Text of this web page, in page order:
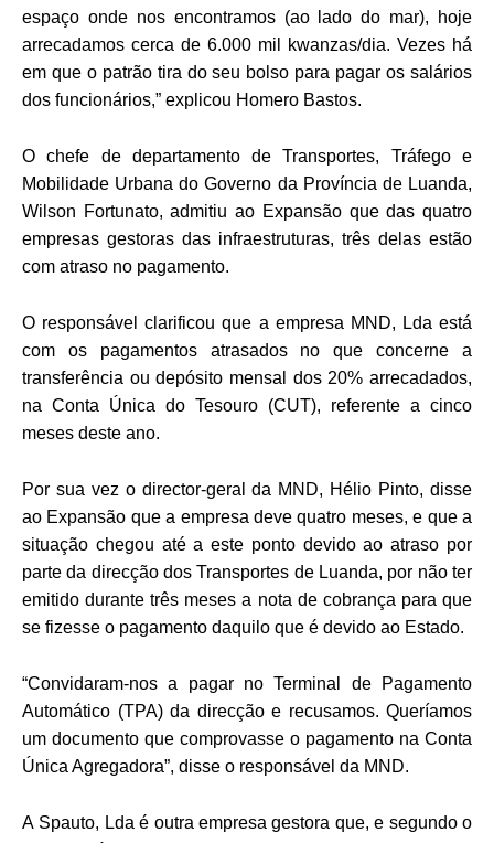
espaço onde nos encontramos (ao lado do mar), hoje
arrecadamos cerca de 6.000 mil kwanzas/dia. Vezes há
em que o patrão tira do seu bolso para pagar os salários
dos funcionários,” explicou Homero Bastos.
O chefe de departamento de Transportes, Tráfego e
Mobilidade Urbana do Governo da Província de Luanda,
Wilson Fortunato, admitiu ao Expansão que das quatro
empresas gestoras das infraestruturas, três delas estão
com atraso no pagamento.
O responsável clarificou que a empresa MND, Lda está
com os pagamentos atrasados no que concerne a
transferência ou depósito mensal dos 20% arrecadados,
na Conta Única do Tesouro (CUT), referente a cinco
meses deste ano.
Por sua vez o director-geral da MND, Hélio Pinto, disse
ao Expansão que a empresa deve quatro meses, e que a
situação chegou até a este ponto devido ao atraso por
parte da direcção dos Transportes de Luanda, por não ter
emitido durante três meses a nota de cobrança para que
se fizesse o pagamento daquilo que é devido ao Estado.
“Convidaram-nos a pagar no Terminal de Pagamento
Automático (TPA) da direcção e recusamos. Queríamos
um documento que comprovasse o pagamento na Conta
Única Agregadora”, disse o responsável da MND.
A Spauto, Lda é outra empresa gestora que, e segundo o